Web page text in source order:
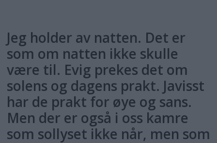
Jeg holder av natten. Det er
som om natten ikke skulle
være til. Evig prekes det om
solens og dagens prakt. Javisst
har de prakt for øye og sans.
Men der er også i oss kamre
som sollyset ikke når, men som